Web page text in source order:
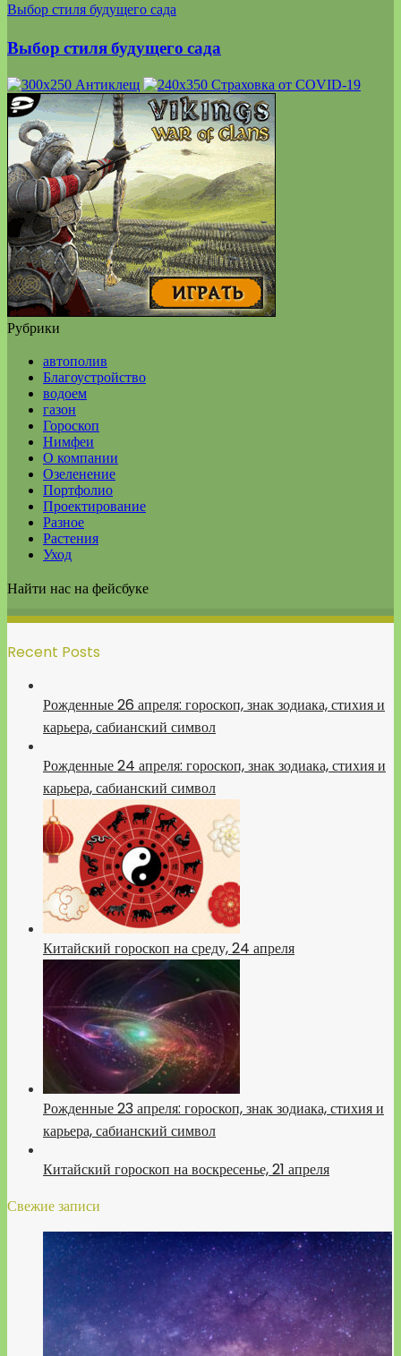
Выбор стиля будущего сада
Выбор стиля будущего сада
Рубрики
автополив
Благоустройство
водоем
газон
Гороскоп
Нимфеи
О компании
Озеленение
Портфолио
Проектирование
Разное
Растения
Уход
Найти нас на фейсбуке
Recent Posts
Рожденные 26 апреля: гороскоп, знак зодиака, стихия и
карьера, сабианский символ
Рожденные 24 апреля: гороскоп, знак зодиака, стихия и
карьера, сабианский символ
Китайский гороскоп на среду, 24 апреля
Рожденные 23 апреля: гороскоп, знак зодиака, стихия и
карьера, сабианский символ
Китайский гороскоп на воскресенье, 21 апреля
Свежие записи